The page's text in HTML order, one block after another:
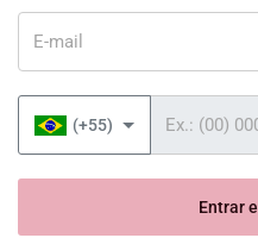
(+55)
Entrar